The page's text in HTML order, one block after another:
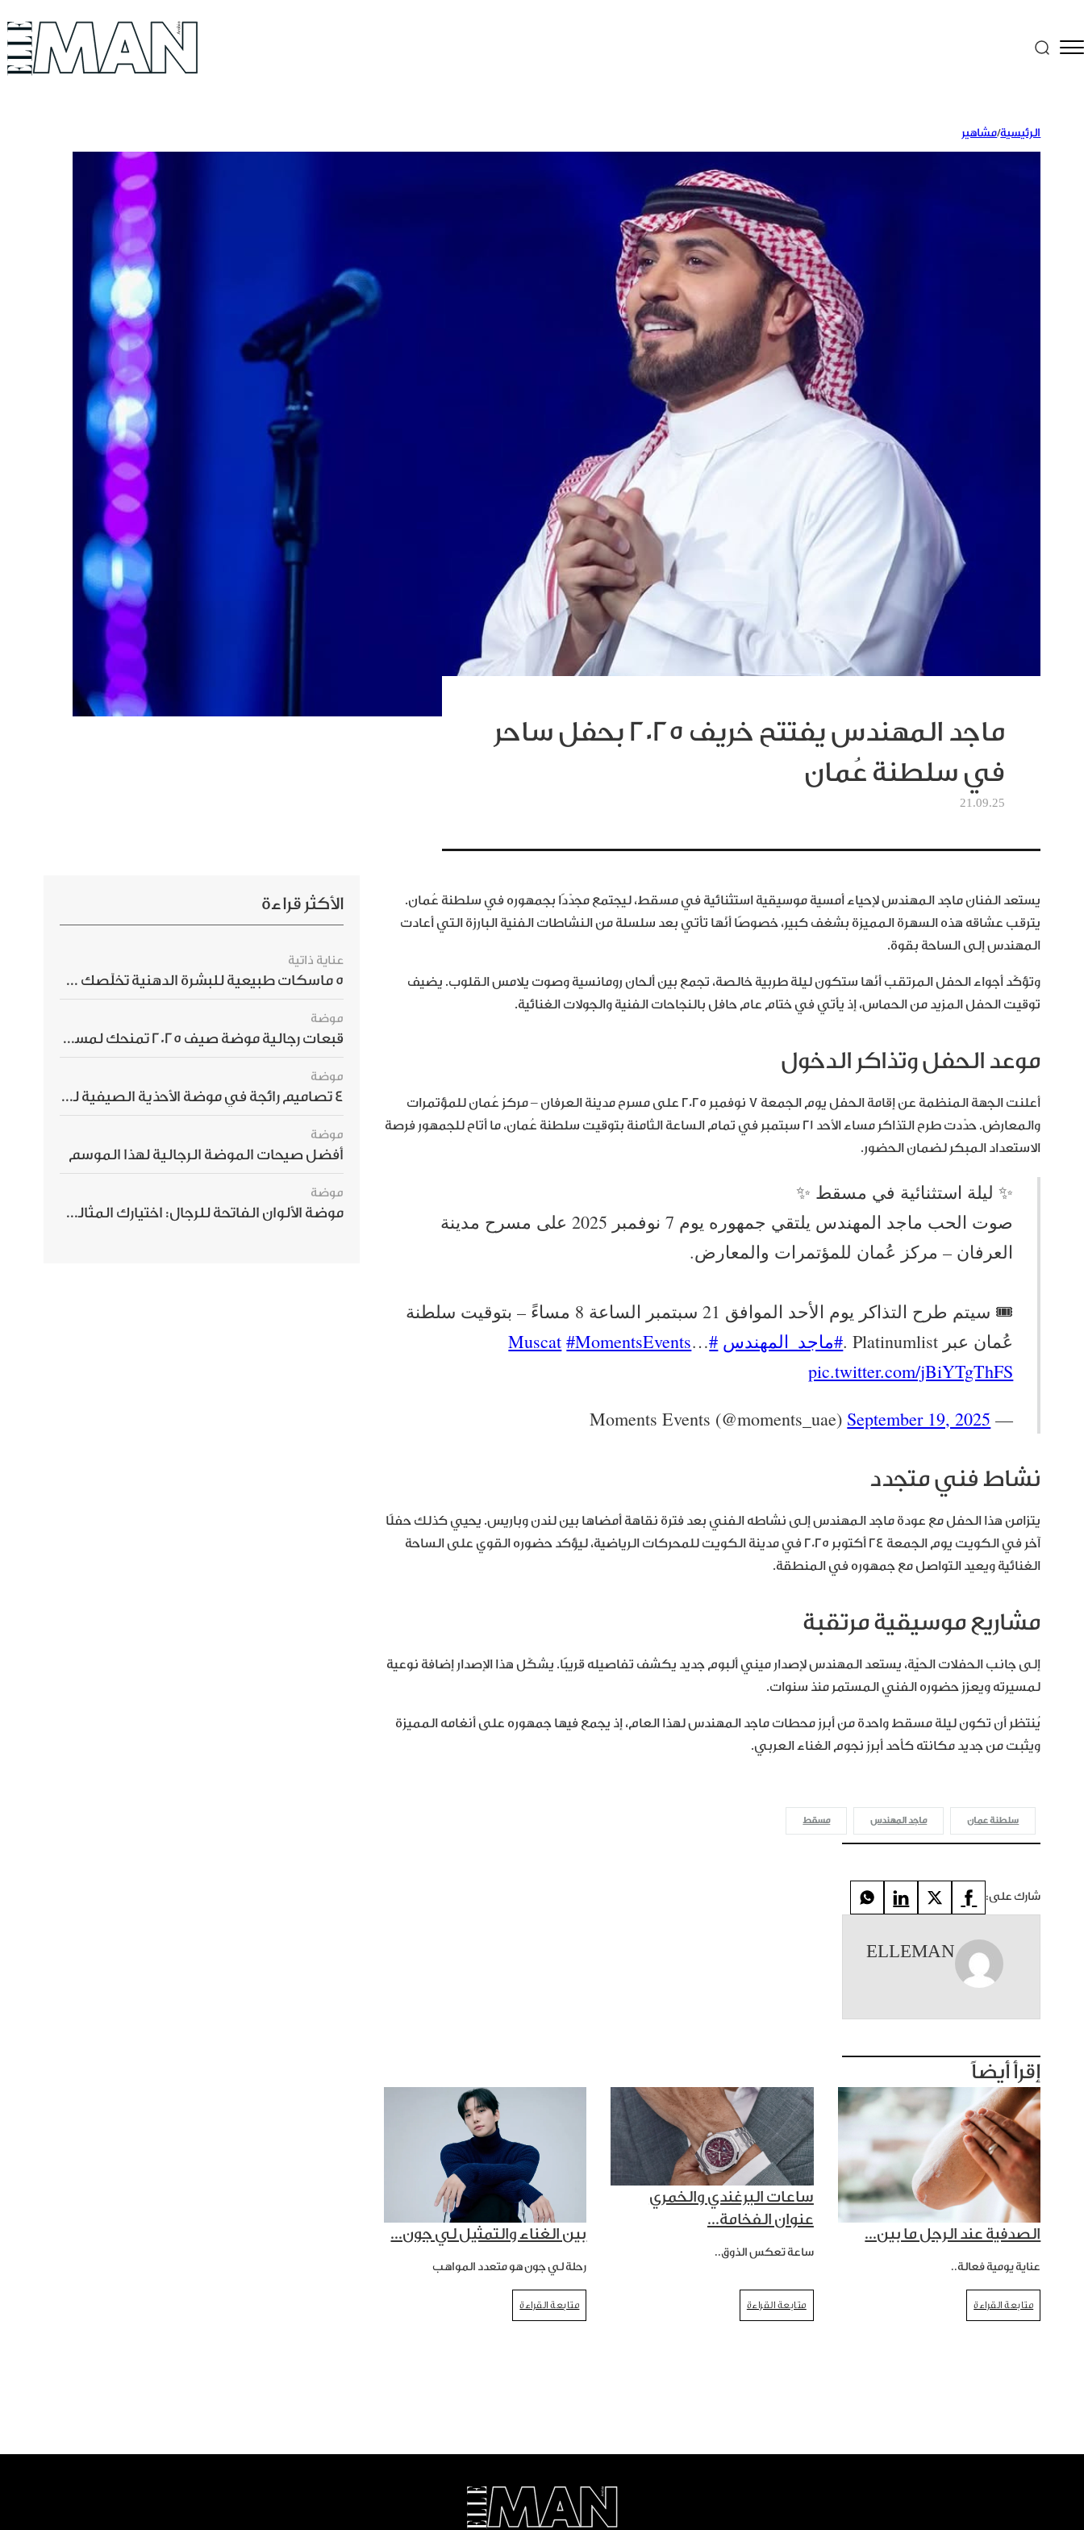
الرئيسية/مشاهير
ماجد المهندس يفتتح خريف ٢٠٢٥ بحفل ساحر
في سلطنة عُمان
21.09.25
يستعد الفنان ماجد المهندس لإحياء أمسية موسيقية استثنائية في مسقط، ليجتمع مجدّدًا بجمهوره في سلطنة عُمان.
يترقب عشاقه هذه السهرة المميزة بشغف كبير، خصوصًا أنّها تأتي بعد سلسلة من النشاطات الفنية البارزة التي أعادت
المهندس إلى الساحة بقوة.
وتؤكّد أجواء الحفل المرتقب أنّها ستكون ليلة طربية خالصة، تجمع بين ألحان رومانسية وصوت يلامس القلوب. يضيف
توقيت الحفل المزيد من الحماس، إذ يأتي في ختام عام حافل بالنجاحات الفنية والجولات الغنائية.
موعد الحفل وتذاكر الدخول
أعلنت الجهة المنظمة عن إقامة الحفل يوم الجمعة ٧ نوفمبر ٢٠٢٥ على مسرح مدينة العرفان – مركز عُمان للمؤتمرات
والمعارض. حدّدت طرح التذاكر مساء الأحد ٢١ سبتمبر في تمام الساعة الثامنة بتوقيت سلطنة عُمان، ما أتاح للجمهور فرصة
الاستعداد المبكر لضمان الحضور.
✨ ليلة استثنائية في مسقط ✨
صوت الحب ماجد المهندس يلتقي جمهوره يوم 7 نوفمبر 2025 على مسرح مدينة
العرفان – مركز عُمان للمؤتمرات والمعارض.
🎟️ سيتم طرح التذاكر يوم الأحد الموافق 21 سبتمبر الساعة 8 مساءً – بتوقيت سلطنة
عُمان عبر Platinumlist .
#ماجد_المهندس #Muscat
#MomentsEvents…
pic.twitter.com/jBiYTgThFS
— Moments Events (@moments_uae)
September 19, 2025
نشاط فني متجدد
يتزامن هذا الحفل مع عودة ماجد المهندس إلى نشاطه الفني بعد فترة نقاهة أمضاها بين لندن وباريس. يحيي كذلك حفلًا
آخر في الكويت يوم الجمعة ٢٤ أكتوبر ٢٠٢٥ في مدينة الكويت للمحركات الرياضية، ليؤكد حضوره القوي على الساحة
الغنائية ويعيد التواصل مع جمهوره في المنطقة.
مشاريع موسيقية مرتقبة
إلى جانب الحفلات الحيّة، يستعد المهندس لإصدار ميني ألبوم جديد يكشف تفاصيله قريبًا. يشكّل هذا الإصدار إضافة نوعية
لمسيرته ويعزز حضوره الفني المستمر منذ سنوات.
يُنتظر أن تكون ليلة مسقط واحدة من أبرز محطات ماجد المهندس لهذا العام، إذ يجمع فيها جمهوره على أنغامه المميزة
ويثبت من جديد مكانته كأحد أبرز نجوم الغناء العربي.
سلطنة عمان ماجد المهندس مسقط
شارك على:
ELLEMAN
إقرأ أيضاً
الصدفية عند الرجل ما بين...
عناية يومية فعالة..
متابعة القراءة
ساعات البرغندي والخمري
عنوان الفخامة...
ساعة تعكس الذوق..
متابعة القراءة
بين الغناء والتمثيل لي جون...
رحلة لي جون هو متعدد المواهب
متابعة القراءة
الأكثر قراءة
عناية ذاتية
5 ماسكات طبيعية للبشرة الدهنية تخلّصك من الحبوب بسرعة
موضة
قبعات رجالية موضة صيف 2025 تمنحك لمسة أناقة استثنائية
موضة
4 تصاميم رائجة في موضة الأحذية الصيفية للرجال هذا الموسم
موضة
أفضل صيحات الموضة الرجالية لهذا الموسم
موضة
موضة الألوان الفاتحة للرجال: اختيارك المثالي لإطلالة صيفية مبهرة